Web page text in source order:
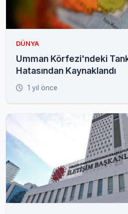
DÜNYA
Umman Körfezi'ndeki
Hatasından Kaynaklandı
1 yıl önce